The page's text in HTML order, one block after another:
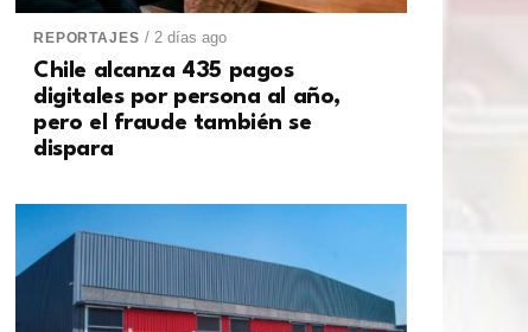
REPORTAJES / 2 días ago
Chile alcanza 435 pagos
digitales por persona al año,
pero el fraude también se
dispara